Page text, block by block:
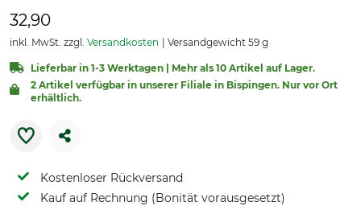
32,90
inkl. MwSt. zzgl. Versandkosten Versandgewicht 59 g
Lieferbar in 1-3 Werktagen | Mehr als 10 Artikel auf Lager.
2 Artikel verfügbar in unserer Filiale in Bispingen. Nur vor Ort
erhältlich.
Kostenloser Rückversand
Kauf auf Rechnung (Bonität vorausgesetzt)